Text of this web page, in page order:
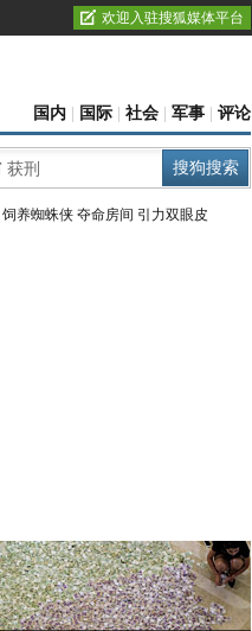
欢迎入驻搜狐媒体平台
国内 国际 社会 军事 评论
饲养蜘蛛侠 夺命房间 引力双眼皮